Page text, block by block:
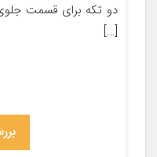
دو تکه برای قسمت
[…]